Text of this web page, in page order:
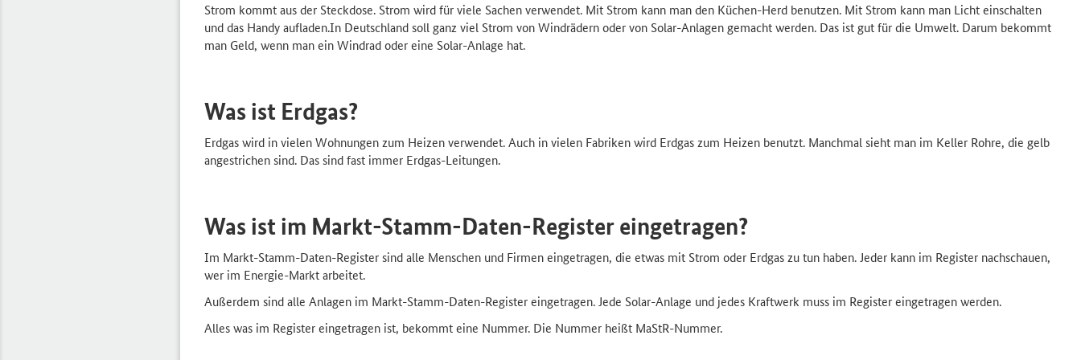
Strom kommt aus der Steckdose. Strom wird für viele Sachen verwendet. Mit Strom kann man den Küchen-Herd benutzen. Mit Strom kann man Licht einschalten
und das Handy aufladen.In Deutschland soll ganz viel Strom von Windrädern oder von Solar-Anlagen gemacht werden. Das ist gut für die Umwelt. Darum bekommt
man Geld, wenn man ein Windrad oder eine Solar-Anlage hat.
Was ist Erdgas?
Erdgas wird in vielen Wohnungen zum Heizen verwendet. Auch in vielen Fabriken wird Erdgas zum Heizen benutzt. Manchmal sieht man im Keller Rohre, die gelb
angestrichen sind. Das sind fast immer Erdgas-Leitungen.
Was ist im Markt-Stamm-Daten-Register eingetragen?
Im Markt-Stamm-Daten-Register sind alle Menschen und Firmen eingetragen, die etwas mit Strom oder Erdgas zu tun haben. Jeder kann im Register nachschauen,
wer im Energie-Markt arbeitet.
Außerdem sind alle Anlagen im Markt-Stamm-Daten-Register eingetragen. Jede Solar-Anlage und jedes Kraftwerk muss im Register eingetragen werden.
Alles was im Register eingetragen ist, bekommt eine Nummer. Die Nummer heißt MaStR-Nummer.